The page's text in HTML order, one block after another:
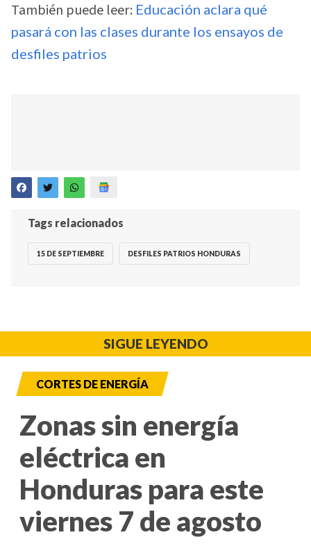
También puede leer: Educación aclara qué
pasará con las clases durante los ensayos de
desfiles patrios
Tags relacionados
15 DE SEPTIEMBRE DESFILES PATRIOS HONDURAS
SIGUE LEYENDO
CORTES DE ENERGÍA
Zonas sin energía
eléctrica en
Honduras para este
viernes 7 de agosto